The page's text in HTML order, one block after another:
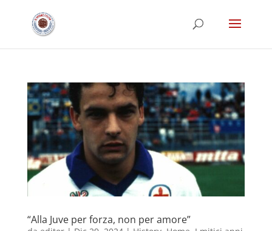
“Alla Juve per forza, non per amore”